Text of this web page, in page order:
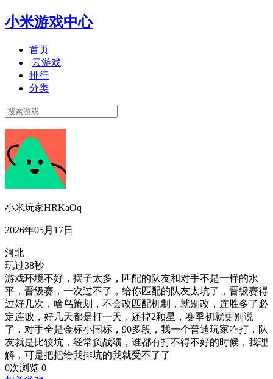
小米游戏中心
首页
云游戏
排行
分类
小米玩家HRKaOq
2026年05月17日
河北
玩过38秒
游戏环境不好，摆子太多，匹配的队友和对手不是一样的水
平，晋级赛，一次过不了，给你匹配的队友太坑了，晋级赛得
过好几次，啥鸟策划，不会改匹配机制，就别改，连胜多了必
定连败，好几天都是打一天，还掉2颗星，赛季初就更别说
了，对手全是金标小国标，90多段，我一个普通玩家咋打，队
友就是比较坑，经常负战绩，谁都有打不得不好的时候，我理
解，可是把把给我排坑的我就受不了了
0次浏览 0